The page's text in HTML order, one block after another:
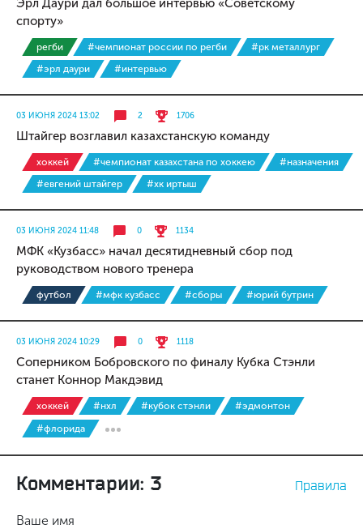
Эрл Даури дал большое интервью «Советскому
спорту»
регби #чемпионат россии по регби
#рк металлург
#эрл даури
#интервью
03 ИЮНЯ 2024 13:02 2 1706
Штайгер возглавил казахстанскую команду
хоккей #чемпионат казахстана по хоккею
#назначения
#евгений штайгер
#хк иртыш
03 ИЮНЯ 2024 11:48 0 1134
МФК «Кузбасс» начал десятидневный сбор под
руководством нового тренера
футбол #мфк кузбасс #сборы #юрий бутрин
03 ИЮНЯ 2024 10:29 0 1118
Соперником Бобровского по финалу Кубка Стэнли
станет Коннор Макдэвид
хоккей #нхл #кубок стэнли
#эдмонтон
#флорида
Комментарии: 3 Правила
Ваше имя